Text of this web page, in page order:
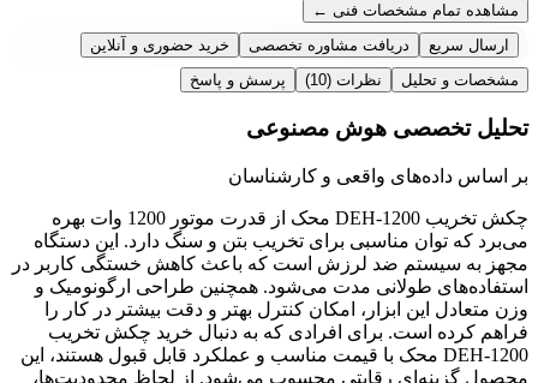
مشاهده تمام مشخصات فنی ←
ارسال سریع
دریافت مشاوره تخصصی
خرید حضوری و آنلاین
مشخصات و تحلیل
نظرات (10) پرسش و پاسخ
تحلیل تخصصی هوش مصنوعی
بر اساس داده‌های واقعی و کارشناسان
چکش تخریب DEH-1200 محک از قدرت موتور 1200 وات بهره
می‌برد که توان مناسبی برای تخریب بتن و سنگ دارد. این دستگاه
مجهز به سیستم ضد لرزش است که باعث کاهش خستگی کاربر در
استفاده‌های طولانی مدت می‌شود. همچنین طراحی ارگونومیک و
وزن متعادل این ابزار، امکان کنترل بهتر و دقت بیشتر در کار را
فراهم کرده است. برای افرادی که به دنبال خرید چکش تخریب
DEH-1200 محک با قیمت مناسب و عملکرد قابل قبول هستند، این
محصول گزینه‌ای رقابتی محسوب می‌شود. از لحاظ محدودیت‌ها،